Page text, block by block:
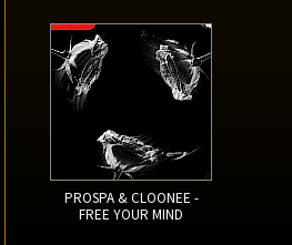
PROSPA & CLOONEE -
FREE YOUR MIND